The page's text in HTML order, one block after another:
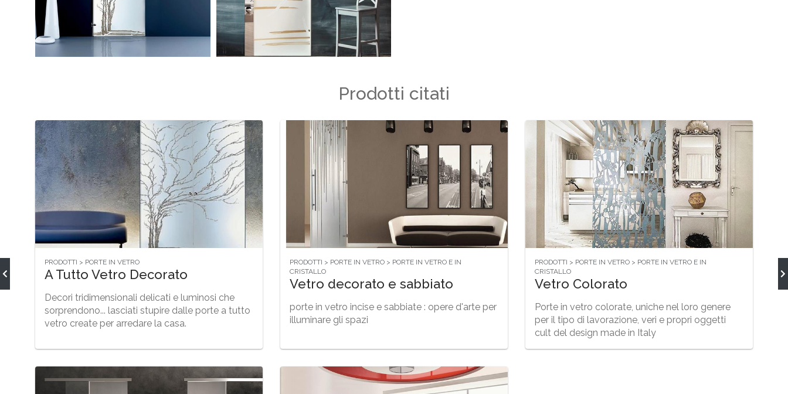
Prodotti citati
PRODOTTI > PORTE IN VETRO
A Tutto Vetro Decorato
Decori tridimensionali delicati e luminosi che
sorprendono... lasciati stupire dalle porte a tutto
vetro create per arredare la casa.
PRODOTTI > PORTE IN VETRO > PORTE IN VETRO E IN
CRISTALLO
Vetro decorato e sabbiato
porte in vetro incise e sabbiate : opere d'arte per
illuminare gli spazi
PRODOTTI > PORTE IN VETRO > PORTE IN VETRO E IN
CRISTALLO
Vetro Colorato
Porte in vetro colorate, uniche nel loro genere
per il tipo di lavorazione, veri e propri oggetti
cult del design made in Italy